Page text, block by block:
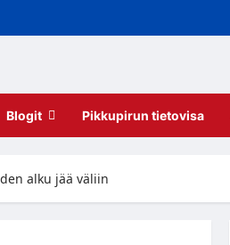
Blogit Pikkupirun tietovisa
alku jää väliin